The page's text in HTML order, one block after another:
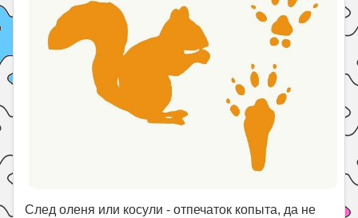
След оленя или косули - отпечаток копыта, да не